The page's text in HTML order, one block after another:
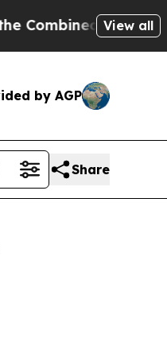
of JeffView all
by AGP
Share